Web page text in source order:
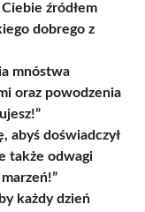
źródłem
dobrego z
mnóstwa
oraz powodzenia
abyś doświadczył
także odwagi
każdy dzień